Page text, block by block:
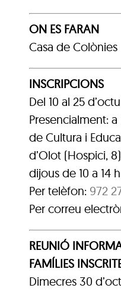
ON ES FARAN
Casa de Colònies
INSCRIPCIONS
Del 10 al 25
Presencialment:
de Cultura i
d’Olot (Hospici,
dijous de 10 a 14
Per telèfon: 972
Per correu
REUNIÓ
FAMÍLIES
Dimecres 30